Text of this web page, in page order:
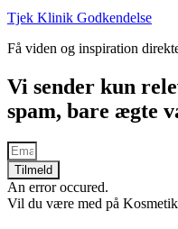
Tjek Klinik Godkendelse
Få viden og inspiration
Vi sender kun
spam, bare ægte
Tilmeld
An error occured.
Vil du være med på